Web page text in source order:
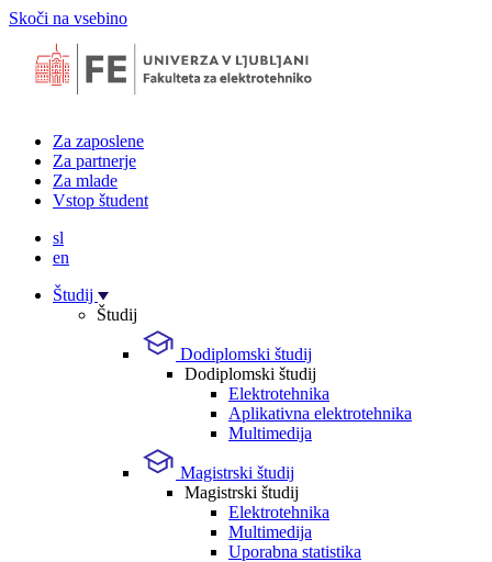
Skoči na vsebino
Za zaposlene
Za partnerje
Za mlade
Vstop študent
sl
en
Študij
Študij
Dodiplomski študij
Dodiplomski študij
Elektrotehnika
Aplikativna elektrotehnika
Multimedija
Magistrski študij
Magistrski študij
Elektrotehnika
Multimedija
Uporabna statistika